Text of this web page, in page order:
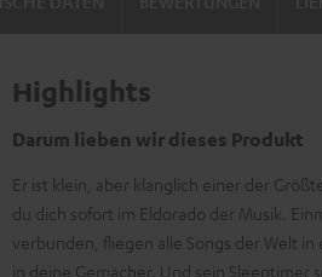
Highlights
Darum lieben wir dieses Produkt
Er ist klein, aber klanglich einer der
du dich sofort im Eldorado der Musik.
verbunden, fliegen alle Songs der Welt
in deine Gemächer. Und sein Sleeptimer